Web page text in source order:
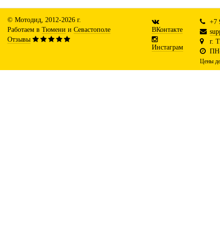
© Мотодид, 2012-2026 г.
Работаем в Тюмени и Севастополе
Отзывы
ВКонтакте
Инстаграм
+7
г.
Цены